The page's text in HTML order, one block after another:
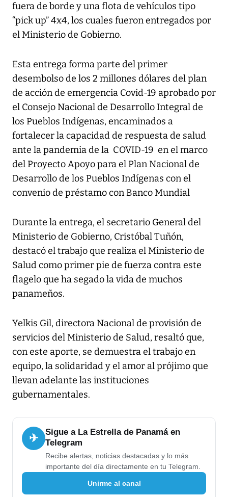
fuera de borde y una flota de vehículos tipo
“pick up” 4x4, los cuales fueron entregados por
el Ministerio de Gobierno.
Esta entrega forma parte del primer
desembolso de los 2 millones dólares del plan
de acción de emergencia Covid-19 aprobado por
el Consejo Nacional de Desarrollo Integral de
los Pueblos Indígenas, encaminados a
fortalecer la capacidad de respuesta de salud
ante la pandemia de la COVID-19 en el marco
del Proyecto Apoyo para el Plan Nacional de
Desarrollo de los Pueblos Indígenas con el
convenio de préstamo con Banco Mundial
Durante la entrega, el secretario General del
Ministerio de Gobierno, Cristóbal Tuñón,
destacó el trabajo que realiza el Ministerio de
Salud como primer pie de fuerza contra este
flagelo que ha segado la vida de muchos
panameños.
Yelkis Gil, directora Nacional de provisión de
servicios del Ministerio de Salud, resaltó que,
con este aporte, se demuestra el trabajo en
equipo, la solidaridad y el amor al prójimo que
llevan adelante las instituciones
gubernamentales.
✈
Sigue a La Estrella de Panamá en
Telegram
Recibe alertas, noticias destacadas y lo más
importante del día directamente en tu Telegram.
Unirme al canal